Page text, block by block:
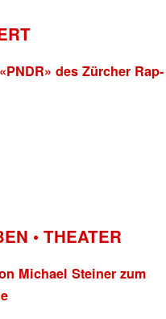
des Zürcher Rap-
• THEATER
Michael Steiner zum